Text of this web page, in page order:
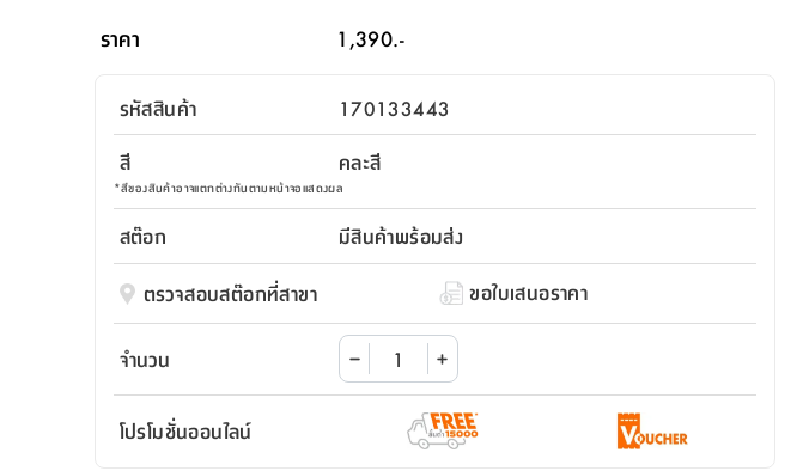
ราคา 1,390.-
รหัสสินค้า
170133443
สี
คละสี
*สีของสินค้าอาจแตกต่างกันตามหน้าจอแสดงผล
สต๊อก
มีสินค้าพร้อมส่ง
ตรวจสอบสต๊อกที่สาขา
ขอใบเสนอราคา
จำนวน
โปรโมชั่นออนไลน์